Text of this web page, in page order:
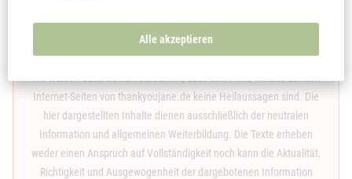
Haftungsausschluss und allgemeiner Hinweis zu medizinischen
Themen:
Internet-Seiten von thankyoujane.de keine Heilaussagen sind. Die
hier dargestellten Inhalte dienen ausschließlich der neutralen
Information und allgemeinen Weiterbildung. Die Texte erheben
weder einen Anspruch auf Vollständigkeit noch kann die Aktualität,
Richtigkeit und Ausgewogenheit der dargebotenen Information
Alle akzeptieren